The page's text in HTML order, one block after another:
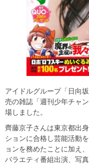
アイドルグループ「日向
売の雑誌「週刊少年チャ
場しました。
齊藤京子さんは東京都出
ションに合格し芸能活動
ョンを務めたことに加え
バラエティ番組出演、写